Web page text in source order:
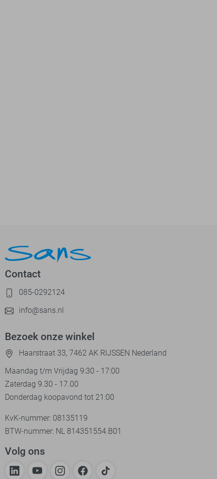
Contact
085-0292124
info@sans.nl
Bezoek onze winkel
Haarstraat 33, 7462 AK RIJSSEN Nederland
Maandag t/m Vrijdag 9:30 - 17:00
Zaterdag 9.30 - 17.00
Donderdag koopavond tot 21:00
KvK-nummer: 08135119
BTW-nummer: NL 814351554.B01
Volg ons